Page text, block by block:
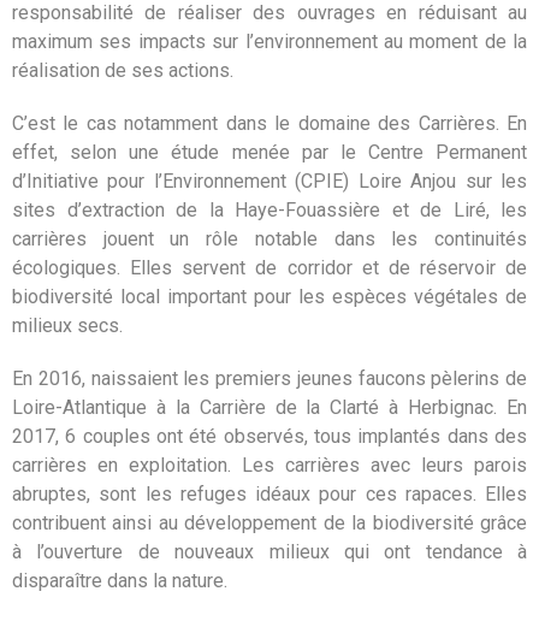
responsabilité de réaliser des ouvrages en réduisant au
maximum ses impacts sur l’environnement au moment de la
réalisation de ses actions.
C’est le cas notamment dans le domaine des Carrières. En
effet, selon une étude menée par le Centre Permanent
d’Initiative pour l’Environnement (CPIE) Loire Anjou sur les
sites d’extraction de la Haye-Fouassière et de Liré, les
carrières jouent un rôle notable dans les continuités
écologiques. Elles servent de corridor et de réservoir de
biodiversité local important pour les espèces végétales de
milieux secs.
En 2016, naissaient les premiers jeunes faucons pèlerins de
Loire-Atlantique à la Carrière de la Clarté à Herbignac. En
2017, 6 couples ont été observés, tous implantés dans des
carrières en exploitation. Les carrières avec leurs parois
abruptes, sont les refuges idéaux pour ces rapaces. Elles
contribuent ainsi au développement de la biodiversité grâce
à l’ouverture de nouveaux milieux qui ont tendance à
disparaître dans la nature.